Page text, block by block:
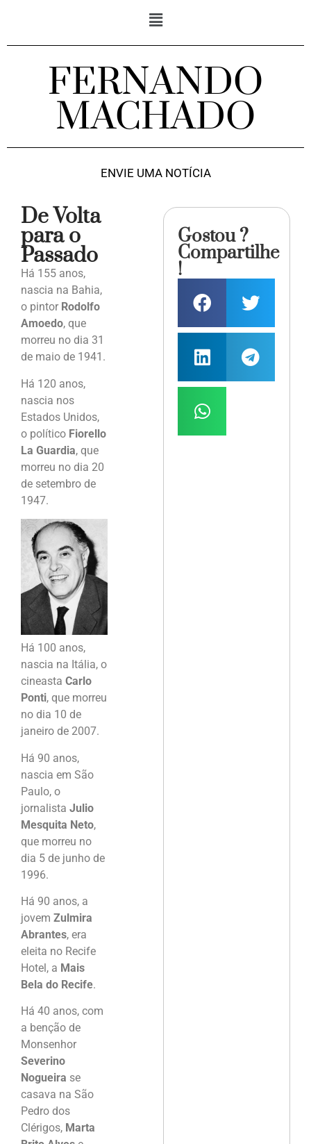
FERNANDO
MACHADO
ENVIE UMA NOTÍCIA
De Volta
para o
Passado
Há 155 anos,
nascia na Bahia,
o pintor Rodolfo
Amoedo, que
morreu no dia 31
de maio de 1941.
Há 120 anos,
nascia nos
Estados Unidos,
o político Fiorello
La Guardia, que
morreu no dia 20
de setembro de
1947.
Há 100 anos,
nascia na Itália, o
cineasta Carlo
Ponti, que morreu
no dia 10 de
janeiro de 2007.
Há 90 anos,
nascia em São
Paulo, o
jornalista Julio
Mesquita Neto,
que morreu no
dia 5 de junho de
1996.
Há 90 anos, a
jovem Zulmira
Abrantes, era
eleita no Recife
Hotel, a Mais
Bela do Recife.
Há 40 anos, com
a benção de
Monsenhor
Severino
Nogueira se
casava na São
Pedro dos
Clérigos, Marta
Gostou ?
Compartilhe
!